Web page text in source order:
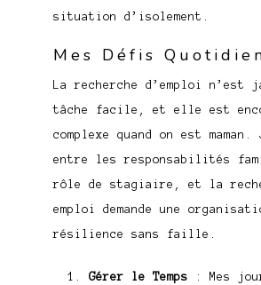
situation d’isolement.
Mes Défis
La recherche d’emploi n’est
tâche facile, et elle est
complexe quand on est maman.
entre les responsabilités
rôle de stagiaire, et la
emploi demande une
résilience sans faille.
Gérer le Temps : Mes